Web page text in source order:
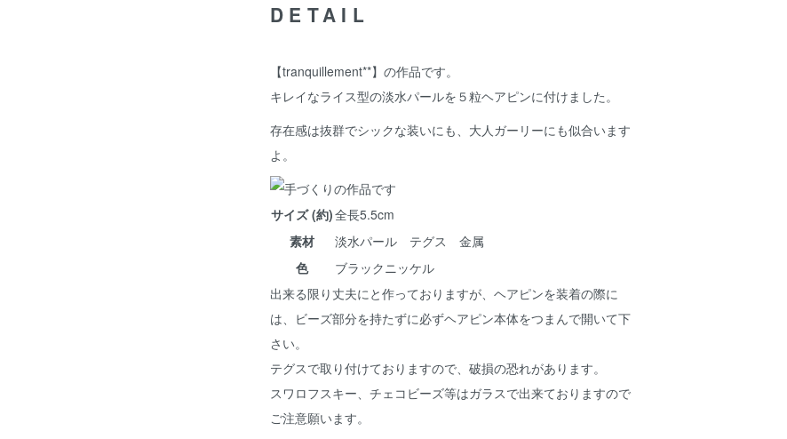
DETAIL
【tranquillement**】の作品です。
キレイなライス型の淡水パールを５粒ヘアピンに付けました。
存在感は抜群でシックな装いにも、大人ガーリーにも似合います
よ。
サイズ (約)全長5.5cm
素材
淡水パール テグス 金属
色
ブラックニッケル
出来る限り丈夫にと作っておりますが、ヘアピンを装着の際に
は、ビーズ部分を持たずに必ずヘアピン本体をつまんで開いて下
さい。
テグスで取り付けておりますので、破損の恐れがあります。
スワロフスキー、チェコビーズ等はガラスで出来ておりますので
ご注意願います。